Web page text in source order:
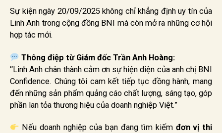
Sự kiện ngày 20/09/2025 không chỉ khẳng định uy tín của
Linh Anh trong cộng đồng BNI mà còn mở ra những cơ hội
hợp tác mới.
Thông điệp từ Giám đốc Trần Anh Hoàng:
“Linh Anh chân thành cảm ơn sự hiện diện của anh chị BNI
Confidence. Chúng tôi cam kết tiếp tục đồng hành, mang
đến những sản phẩm quảng cáo chất lượng, sáng tạo, góp
phần lan tỏa thương hiệu của doanh nghiệp Việt.”
Nếu doanh nghiệp của bạn đang tìm kiếm đơn vị thi